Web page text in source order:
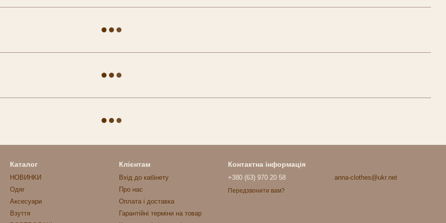
Каталог
НОВИНКИ
Одяг
Аксесуари
Взуття
Клієнтам
Вхід до кабінету
Про нас
Оплата і доставка
Гарантійні терміни на товар
Контактна інформація
+380 (63) 970 20 58
Передзвонити вам?
anna-clothes@ukr.net